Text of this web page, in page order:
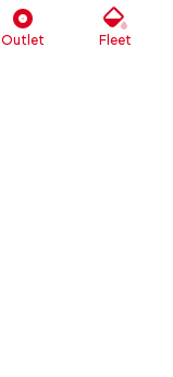
Outlet Fleet